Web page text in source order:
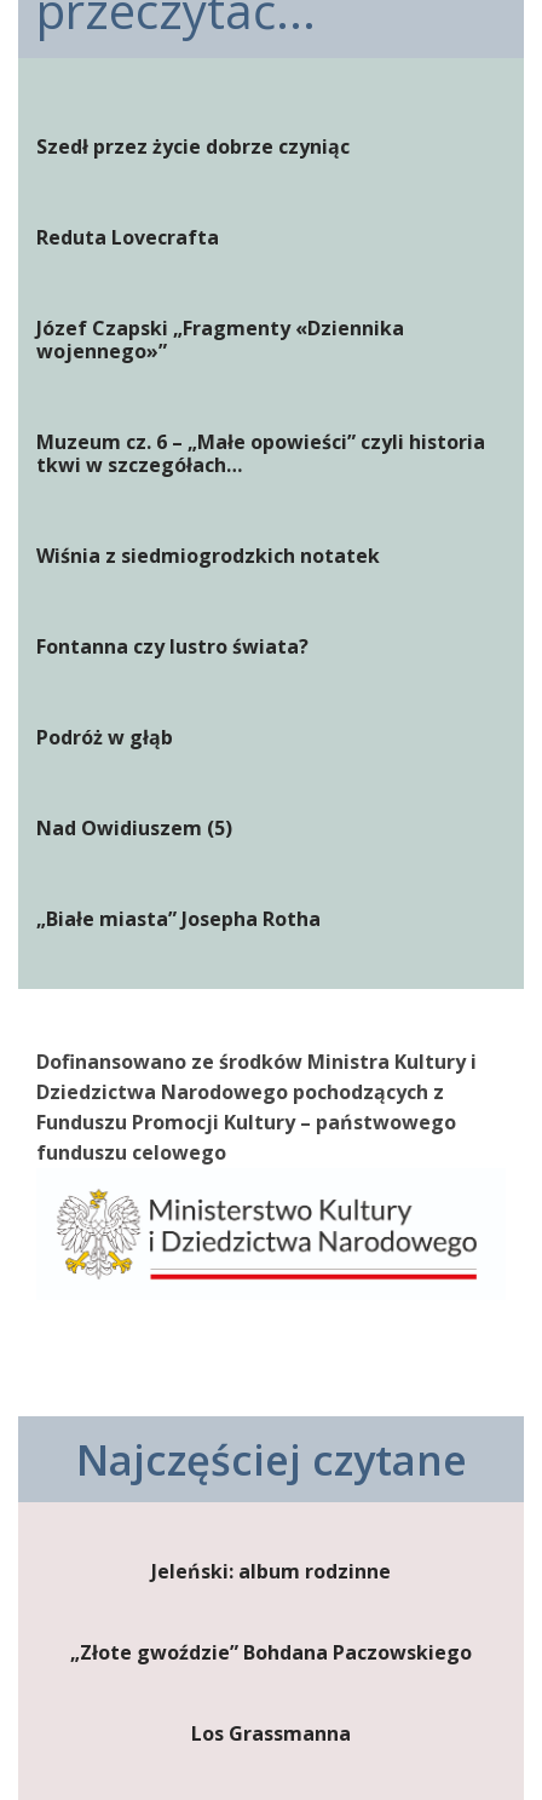
Szedł przez życie dobrze czyniąc
Reduta Lovecrafta
Józef Czapski „Fragmenty «Dziennika
wojennego»”
Muzeum cz. 6 – „Małe opowieści” czyli historia
tkwi w szczegółach…
Wiśnia z siedmiogrodzkich notatek
Fontanna czy lustro świata?
Podróż w głąb
Nad Owidiuszem (5)
„Białe miasta” Josepha Rotha
Dofinansowano ze środków Ministra Kultury i
Dziedzictwa Narodowego pochodzących z
Funduszu Promocji Kultury – państwowego
funduszu celowego
Najczęściej czytane
Jeleński: album rodzinne
„Złote gwoździe” Bohdana Paczowskiego
Los Grassmanna